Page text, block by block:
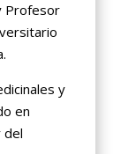
Profesor
y
en
del